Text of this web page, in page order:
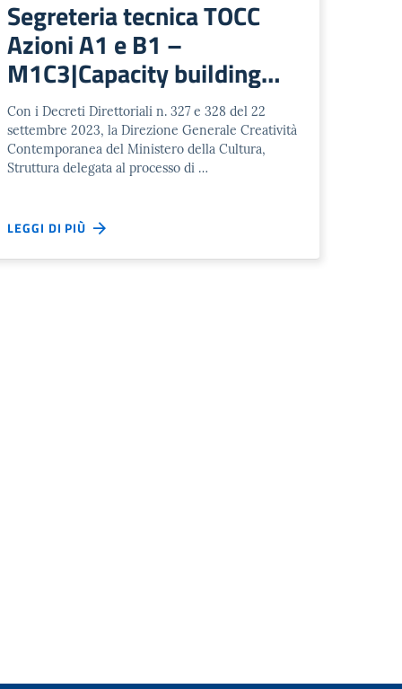
Segreteria tecnica TOCC
Azioni A1 e B1 –
M1C3|Capacity building
per gli operatori della
cultura per gestire la
transizione digitale e verde
Con i Decreti Direttoriali n. 327 e 328 del 22
settembre 2023, la Direzione Generale Creatività
Contemporanea del Ministero della Cultura,
Struttura delegata al processo di …
LEGGI DI PIÙ